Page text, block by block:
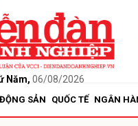
Năm, 06/08/2026
SẢN QUỐC TẾ NGÂN